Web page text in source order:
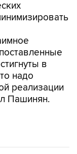
в
надо
реализации
Пашинян.